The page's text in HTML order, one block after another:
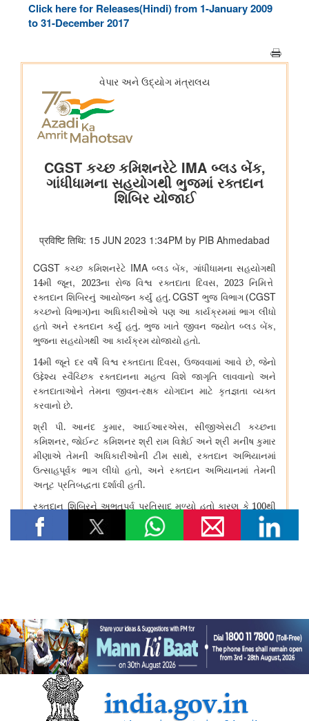
Click here for Releases(Hindi) from 1-January 2009
to 31-December 2017